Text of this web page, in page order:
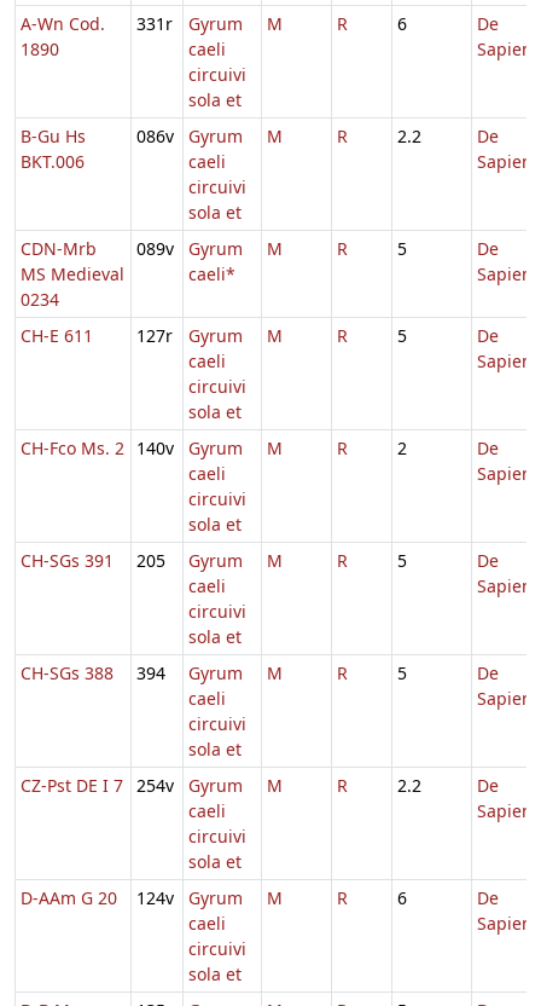
A-Wn Cod.
1890
331r
Gyrum
caeli
circuivi
sola et
M R 6
De
B-Gu Hs
BKT.006
086v
Gyrum
caeli
circuivi
sola et
M R 2.2
De
CDN-Mrb
MS Medieval
0234
089v
Gyrum
caeli*
M R 5
De
CH-E 611 127r
Gyrum
caeli
circuivi
sola et
M R 5
De
CH-Fco Ms. 2 140v
Gyrum
caeli
circuivi
sola et
M R 2
De
CH-SGs 391 205
Gyrum
caeli
circuivi
sola et
M R 5
De
CH-SGs 388 394
Gyrum
caeli
circuivi
sola et
M R 5
De
CZ-Pst DE I 7 254v
Gyrum
caeli
circuivi
sola et
M R 2.2
De
D-AAm G 20 124v
Gyrum
caeli
circuivi
sola et
M R 6
De